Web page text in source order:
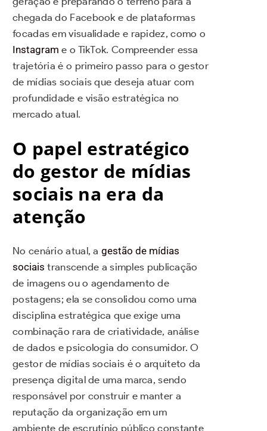
chegada do Facebook e de plataformas
focadas em visualidade e rapidez, como o
Instagram e o TikTok. Compreender essa
trajetória é o primeiro passo para o gestor
de mídias sociais que deseja atuar com
profundidade e visão estratégica no
mercado atual.
O papel estratégico
do gestor de mídias
sociais na era da
atenção
No cenário atual, a gestão de mídias
sociais transcende a simples publicação
de imagens ou o agendamento de
postagens; ela se consolidou como uma
disciplina estratégica que exige uma
combinação rara de criatividade, análise
de dados e psicologia do consumidor. O
gestor de mídias sociais é o arquiteto da
presença digital de uma marca, sendo
responsável por construir e manter a
reputação da organização em um
ambiente de escrutínio público constante